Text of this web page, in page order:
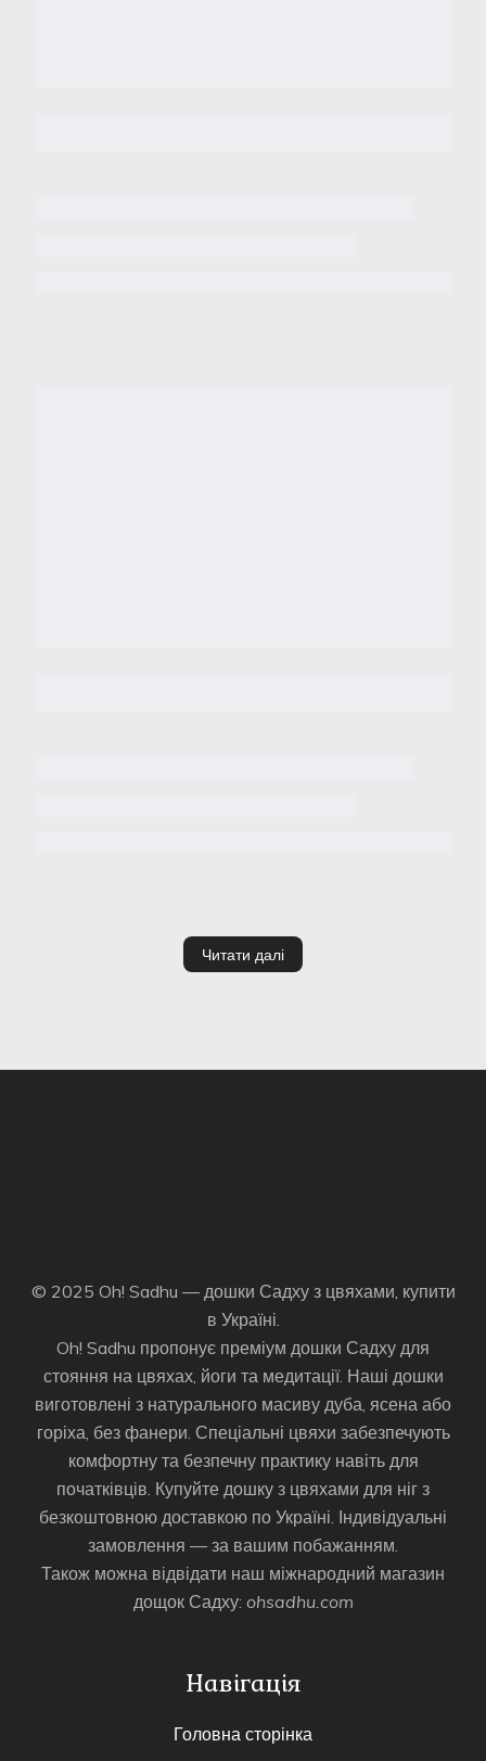
Читати далі
© 2025 Oh! Sadhu — дошки Садху з цвяхами, купити
в Україні.
Oh! Sadhu пропонує преміум дошки Садху для
стояння на цвяхах, йоги та медитації. Наші дошки
виготовлені з натурального масиву дуба, ясена або
горіха, без фанери. Спеціальні цвяхи забезпечують
комфортну та безпечну практику навіть для
початківців. Купуйте дошку з цвяхами для ніг з
безкоштовною доставкою по Україні. Індивідуальні
замовлення — за вашим побажанням.
Також можна відвідати наш міжнародний магазин
дощок Садху: ohsadhu.com
Навігація
Головна сторінка